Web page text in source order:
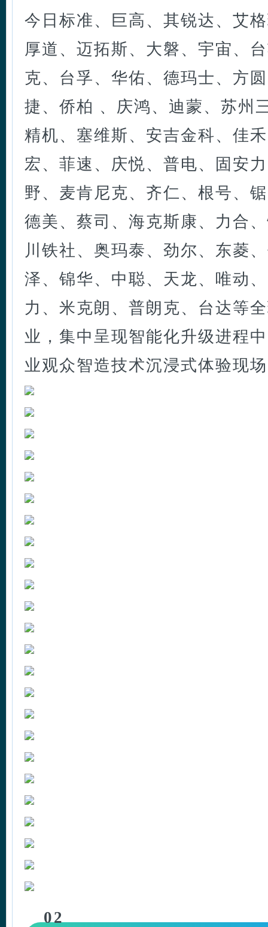
今日标准、巨高、其锐达、艾
厚道、迈拓斯、大磐、宇宙、
克、台孚、华佑、德玛士、方
捷、侨柏 、庆鸿、迪蒙、苏州
精机、塞维斯、安吉金科、佳
宏、菲速、庆悦、普电、固安
野、麦肯尼克、齐仁、根号、
德美、蔡司、海克斯康、力合
川铁社、奥玛泰、劲尔、东菱
泽、锦华、中聪、天龙、唯动
力、米克朗、普朗克、台达等
业，集中呈现智能化升级进程
业观众智造技术沉浸式体验现
02